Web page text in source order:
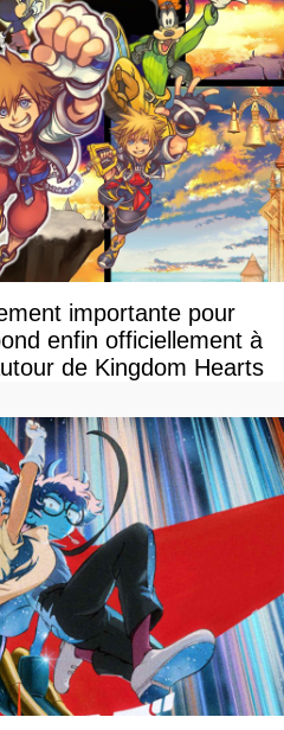
importante pour
enfin officiellement à
de Kingdom Hearts